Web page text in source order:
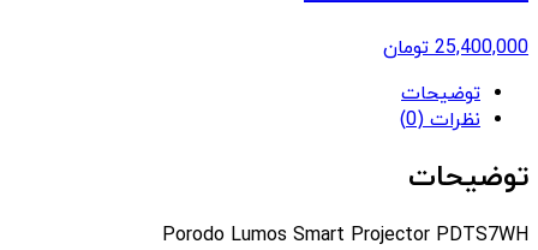
25,400,000 تومان
توضیحات
نظرات (0)
توضیحات
Porodo Lumos Smart Projector PDTS7WH